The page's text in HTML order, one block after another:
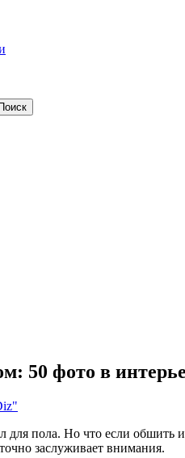
50 фото в
пола. Но что если обшить
заслуживает внимания.